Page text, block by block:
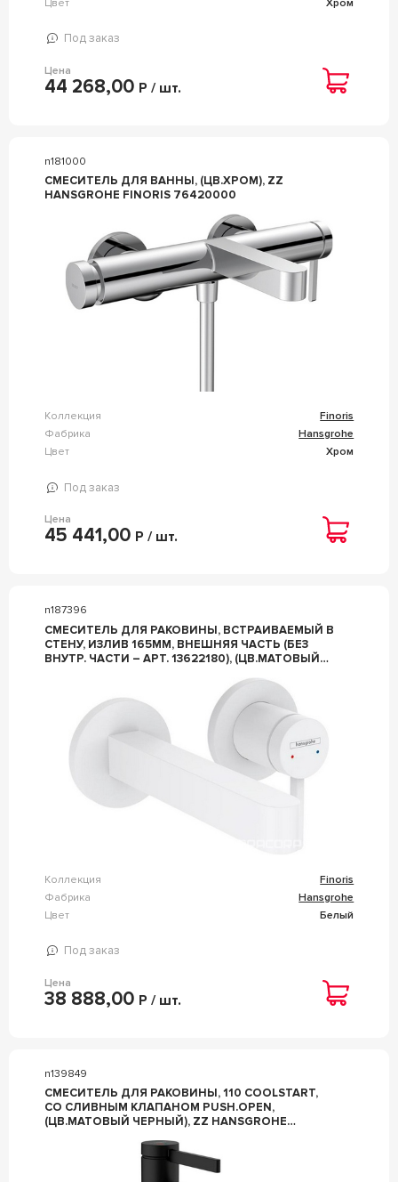
Цвет Хром
Под заказ
Цена
44 268,00 Р / шт.
n181000
СМЕСИТЕЛЬ ДЛЯ ВАННЫ, (ЦВ.ХРОМ), ZZ
HANSGROHE FINORIS 76420000
Коллекция
Finoris
Фабрика
Hansgrohe
Цвет
Хром
Под заказ
Цена
45 441,00 Р / шт.
n187396
СМЕСИТЕЛЬ ДЛЯ РАКОВИНЫ, ВСТРАИВАЕМЫЙ В
СТЕНУ, ИЗЛИВ 165ММ, ВНЕШНЯЯ ЧАСТЬ (БЕЗ
ВНУТР. ЧАСТИ – АРТ. 13622180), (ЦВ.МАТОВЫЙ
Коллекция
Finoris
Фабрика
Hansgrohe
Цвет
Белый
Под заказ
Цена
38 888,00 Р / шт.
n139849
СМЕСИТЕЛЬ ДЛЯ РАКОВИНЫ, 110 COOLSTART,
СО СЛИВНЫМ КЛАПАНОМ PUSH.OPEN,
(ЦВ.МАТОВЫЙ ЧЕРНЫЙ), ZZ HANSGROHE